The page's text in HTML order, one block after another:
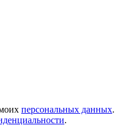
персональных данных.
.